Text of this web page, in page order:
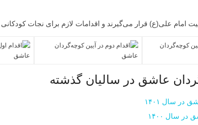
امام علی(ع) قرار می‌گیرند و اقدامات لازم برای نجات
عاشق در سالیان گذشته
سال ۱۴۰۱
سال ۱۴۰۰